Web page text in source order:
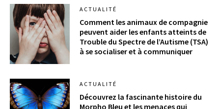
ACTUALITÉ
Comment les animaux de compagnie
peuvent aider les enfants atteints de
Trouble du Spectre de l’Autisme (TSA)
à se socialiser et à communiquer
ACTUALITÉ
Découvrez la fascinante histoire du
Morpho Bleu et les menaces qui